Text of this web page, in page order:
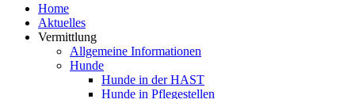
Home
Aktuelles
Vermittlung
Allgemeine Informationen
Hunde
Hunde in der HAST
Hunde in Pflegestellen